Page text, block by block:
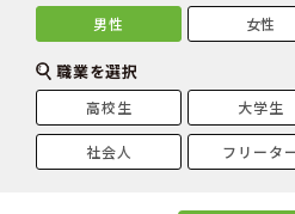
男性 女性
職業を選択
高校生 大学生
社会人 フリータ